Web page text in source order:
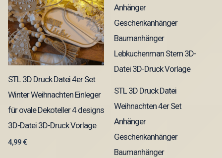
STL 3D Druck Datei 4er Set
Winter Weihnachten Einleger
für ovale Dekoteller 4 designs
3D-Datei 3D-Druck Vorlage
4,99€
STL 3D Druck Datei
Weihnachten 4er Set
Anhänger
Geschenkanhänger
Baumanhänger